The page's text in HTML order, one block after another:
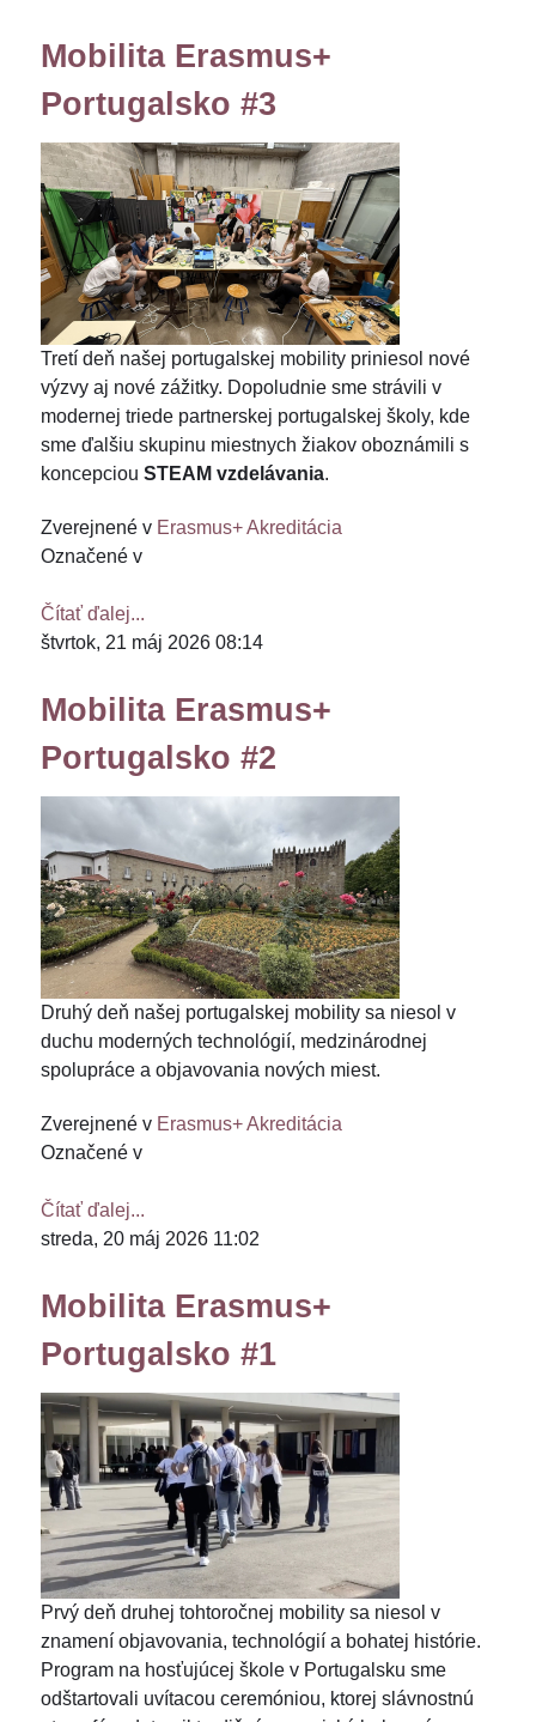
Mobilita Erasmus+
Portugalsko #3
Tretí deň našej portugalskej mobility priniesol nové
výzvy aj nové zážitky. Dopoludnie sme strávili v
modernej triede partnerskej portugalskej školy, kde
sme ďalšiu skupinu miestnych žiakov oboznámili s
koncepciou STEAM vzdelávania.
Zverejnené v Erasmus+ Akreditácia
Označené v
Čítať ďalej...
štvrtok, 21 máj 2026 08:14
Mobilita Erasmus+
Portugalsko #2
Druhý deň našej portugalskej mobility sa niesol v
duchu moderných technológií, medzinárodnej
spolupráce a objavovania nových miest.
Zverejnené v Erasmus+ Akreditácia
Označené v
Čítať ďalej...
streda, 20 máj 2026 11:02
Mobilita Erasmus+
Portugalsko #1
Prvý deň druhej tohtoročnej mobility sa niesol v
znamení objavovania, technológií a bohatej histórie.
Program na hosťujúcej škole v Portugalsku sme
odštartovali uvítacou ceremóniou, ktorej slávnostnú